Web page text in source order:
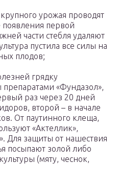
урожая проводят
первой
части стебля удаляют
пустила все силы на
плодов;
грядку
«Фундазол»,
раз через 20 дней
второй – в начале
От паутинного клеща,
«Актеллик»,
Для защиты от нашествия
посыпают золой либо
(мяту, чеснок,